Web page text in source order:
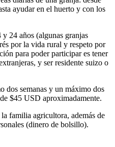
ayudar en el huerto y con los
24 años (algunas granjas
por la vida rural y respeto por
para poder participar es tener
y ser residente suizo o
dos semanas y un máximo dos
$45 USD aproximadamente.
familia agricultora, además de
(dinero de bolsillo).